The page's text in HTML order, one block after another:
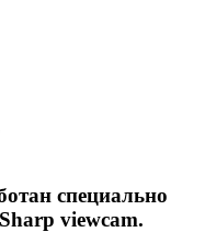
специально
viewcam.